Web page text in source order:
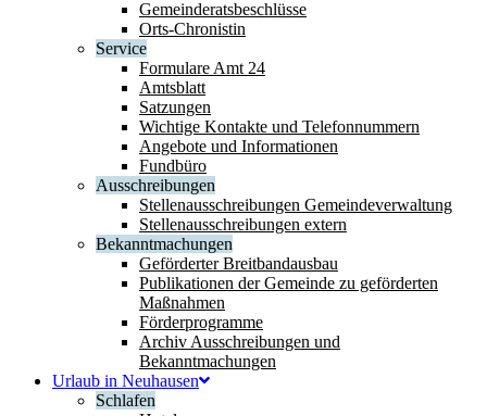
Gemeinderatsbeschlüsse
Orts-Chronistin
Service
Formulare Amt 24
Amtsblatt
Satzungen
Wichtige Kontakte und Telefonnummern
Angebote und Informationen
Fundbüro
Ausschreibungen
Stellenausschreibungen Gemeindeverwaltung
Stellenausschreibungen extern
Bekanntmachungen
Geförderter Breitbandausbau
Publikationen der Gemeinde zu geförderten
Maßnahmen
Förderprogramme
Archiv Ausschreibungen und
Bekanntmachungen
Urlaub in Neuhausen
Schlafen